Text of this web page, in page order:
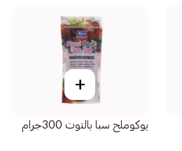
+
يوكوملح سبا بالتوت 300جرام